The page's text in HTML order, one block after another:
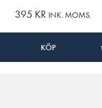
395 KR INK. MOMS.
KÖP